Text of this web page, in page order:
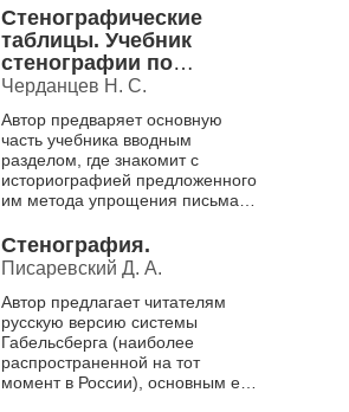
Стенографические
таблицы. Учебник
стенографии по
системе Штольце Ч. 2.
Черданцев Н. С.
Автор предваряет основную
часть учебника вводным
разделом, где знакомит с
историографией предложенного
им метода упрощения письма,
распространенности
стенографии, обосновывает...
Стенография.
Писаревский Д. А.
Автор предлагает читателям
русскую версию системы
Габельсберга (наиболее
распространенной на тот
момент в России), основным ее